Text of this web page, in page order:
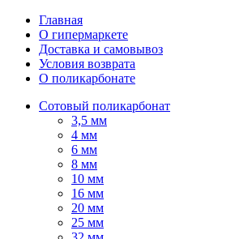
Главная
О гипермаркете
Доставка и самовывоз
Условия возврата
О поликарбонате
Сотовый поликарбонат
3,5 мм
4 мм
6 мм
8 мм
10 мм
16 мм
20 мм
25 мм